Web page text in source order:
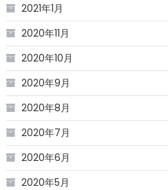
2021年1月
2020年11月
2020年10月
2020年9月
2020年8月
2020年7月
2020年6月
2020年5月